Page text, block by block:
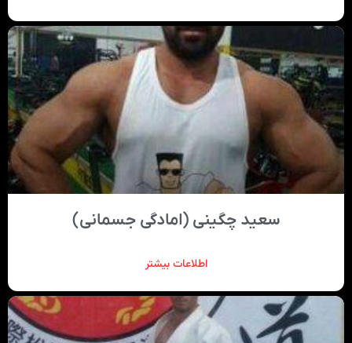
سعید چگینی (امادگی جسمانی)
اطلاعات بیشتر